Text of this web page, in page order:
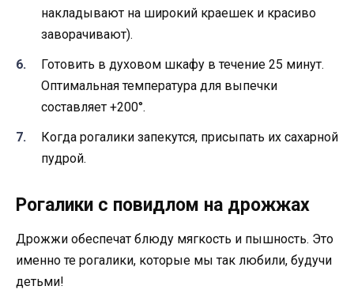
накладывают на широкий краешек и красиво
заворачивают).
Готовить в духовом шкафу в течение 25 минут.
Оптимальная температура для выпечки
составляет +200°.
Когда рогалики запекутся, присыпать их сахарной
пудрой.
Рогалики с повидлом на дрожжах
Дрожжи обеспечат блюду мягкость и пышность. Это
именно те рогалики, которые мы так любили, будучи
детьми!